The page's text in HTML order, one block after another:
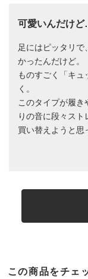
可愛いんだけ
足にはピッタリで
かったんだけど。
ものすごく「キ
く。
このタイプが履き
りの音に段々スト
買い替えようと思
この商品をチェ